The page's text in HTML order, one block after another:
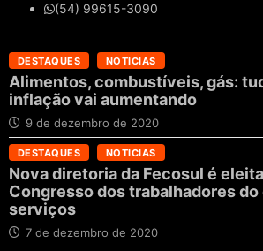
(54) 99615-3090
DESTAQUES NOTICIAS
Alimentos, combustíveis, gás:
inflação vai aumentando
9 de dezembro de 2020
DESTAQUES NOTICIAS
Nova diretoria da Fecosul é
Congresso dos trabalhadores
serviços
7 de dezembro de 2020